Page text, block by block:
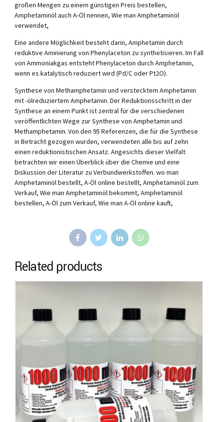
großen Mengen zu einem günstigen Preis bestellen,
Amphetaminöl auch A-Öl nennen, Wie man Amphetaminöl
verwendet,
Eine andere Möglichkeit besteht darin, Amphetamin durch
reduktive Aminierung von Phenylaceton zu synthetisieren. Im Fall
von Ammoniakgas entsteht Phenylaceton durch Amphetamin,
wenn es katalytisch reduziert wird (Pd/C oder Pt2O).
Synthese von Methamphetamin und verstecktem Amphetamin
mit -ölreduziertem Amphetamin. Der Reduktionsschritt in der
Synthese an einem Punkt ist zentral für die verschiedenen
veröffentlichten Wege zur Synthese von Amphetamin und
Methamphetamin. Von den 95 Referenzen, die für die Synthese
in Betracht gezogen wurden, verwendeten alle bis auf zehn
einen reduktionistischen Ansatz. Angesichts dieser Vielfalt
betrachten wir einen Überblick über die Chemie und eine
Diskussion der Literatur zu Verbundwerkstoffen. wo man
Amphetaminöl bestellt, A-Öl online bestellt, Amphetaminöl zum
Verkauf, Wie man Amphetaminöl bekommt, Amphetaminöl
bestellen, A-Öl zum Verkauf, Wie man A-Öl online kauft,
Related products